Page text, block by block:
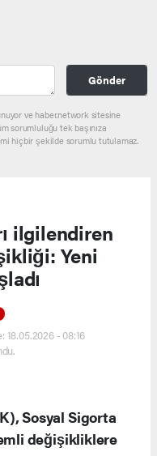
Gönder
ve haber.network sitesine
sorumluluğu tek başınıza
hiçbir şekilde sorumlu tutulamaz.
ilgilendiren
Yeni
18.05.2026 - 08:16
Sosyal Sigorta
değişikliklere